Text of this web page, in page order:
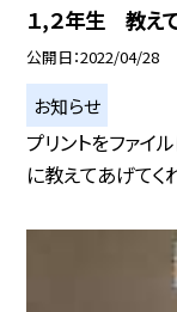
１,２年生 教え
公開日 2022/04/28
お知らせ
プリントをファイ
に教えてあげてく